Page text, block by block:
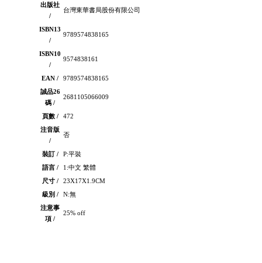
出版社
/
台灣東華書局股份有限公司
ISBN13
/
9789574838165
ISBN10
/
9574838161
EAN /
9789574838165
誠品26
碼 /
2681105066009
頁數 /
472
注音版
/
否
裝訂 /
P:平裝
語言 /
1:中文 繁體
尺寸 /
23X17X1.9CM
級別 /
N:無
注意事
項 /
25% off